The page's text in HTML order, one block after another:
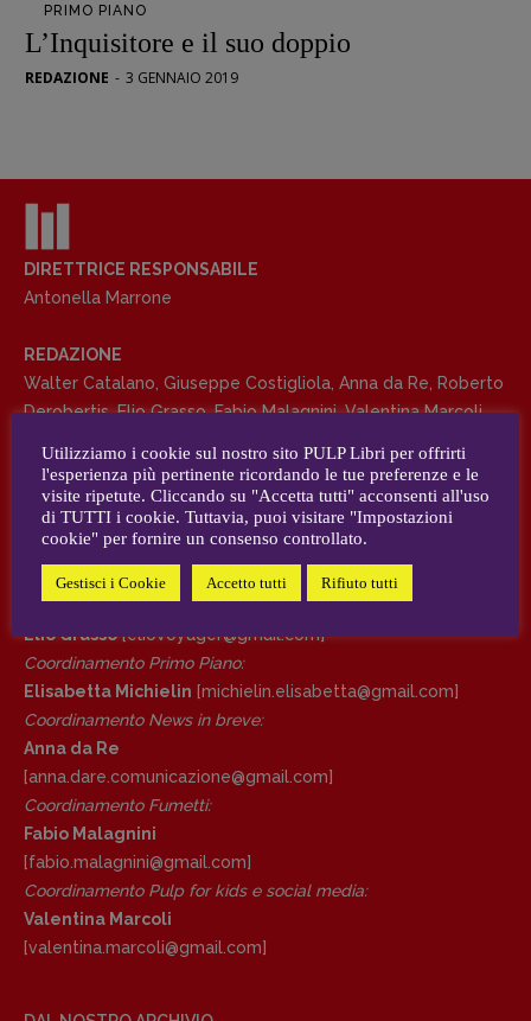
DOSSIER
12 dicembre
Psichedelia
Scienza
Tornare a Ballard
Valerio Evangelisti
Vampirismi
Zong!
DIRETTRICE RESPONSABILE
Antonella Marrone
Walter Catalano Giuseppe Costigliola
Grasso , Fabio Malagnini,Valentina
Marcoli,Elisabetta Michielin
Spallina
CONTATTI
Case editrici e coordinamento
recensioni:
Elio Grasso[eliovoyager@gmail.com]
Coordinamento Primo Piano
Elisabetta Michielin
PRIMO PIANO
L’Inquisitore e il suo doppio
REDAZIONE - 3 GENNAIO 2019
DIRETTRICE RESPONSABILE
Antonella Marrone
REDAZIONE
Walter Catalano Giuseppe Costigliola Anna da Re
Roberto
Derobertis,Elio Grasso,Fabio Malagnini,Valentina Marcoli,
AUTORI e COLLABORATORI
CONTATTI
Case editrici e coordinamento recensioni:
Elio Grasso[eliovoyager@gmail.com]
Coordinamento Primo Piano:
Elisabetta Michielin [michielin.elisabetta@gmail.com]
Coordinamento News in breve:
Anna da Re
[anna.dare.comunicazione@gmail. com]
Coordinamento Fumetti:
Fabio Malagnini
[fabio.malagnini@gmail. com]
Coordinamento Pulp for kids e social media:
Valentina Marcoli
[valentina.marcoli@gmail. com]
Utilizziamo i cookie sul nostro sito PULP Libri per offrirti
l'esperienza più pertinente ricordando le tue preferenze e le
visite ripetute. Cliccando su "Accetta tutti" acconsenti all'uso
di TUTTI i cookie. Tuttavia, puoi visitare "Impostazioni
cookie" per fornire un consenso controllato.
Gestisci i Cookie Accetto tutti Rifiuto tutti